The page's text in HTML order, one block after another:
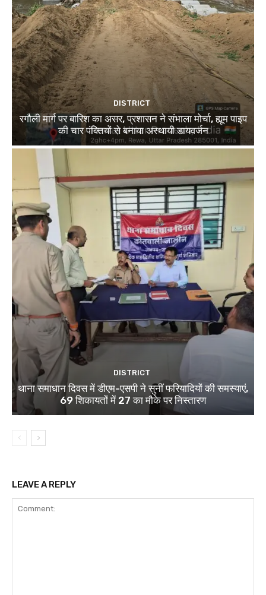
DISTRICT
रगौली मार्ग पर बारिश का असर, प्रशासन ने संभाला मोर्चा, ह्यूम पाइप
की चार पंक्तियों से बनाया अस्थायी डायवर्जन
DISTRICT
थाना समाधान दिवस में डीएम-एसपी ने सुनीं फरियादियों की समस्याएं,
69 शिकायतों में 27 का मौके पर निस्तारण
LEAVE A REPLY